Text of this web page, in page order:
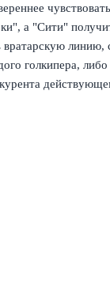
а "Сити"
линию,
голкипера, либо